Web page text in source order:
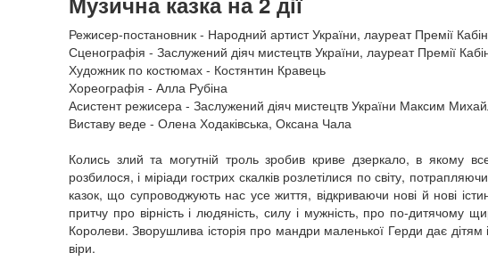
Режисер-постановник - Народний артист України, лауреат Премії
Сценографія - Заслужений діяч мистецтв України, лауреат Премії
Художник по костюмах - Костянтин Кравець
Хореографія - Алла Рубіна
Асистент режисера - Заслужений діяч мистецтв України Максим
Виставу веде - Олена Ходаківська, Оксана Чала
Колись злий та могутній троль зробив криве дзеркало, в якому
розбилося, і міріади гострих скалків розлетілися по світу,
казок, що супроводжують нас усе життя, відкриваючи нові й нові
притчу про вірність і людяність, силу і мужність, про по-дитячому
Королеви. Зворушлива історія про мандри маленької Герди дає дітям
віри.